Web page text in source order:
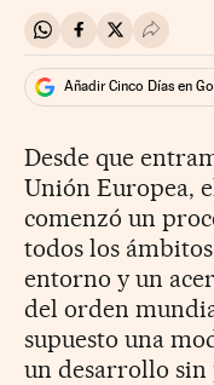
Compartir en
Compartir en
Compartir
Añadir Cinco Días en
Desde que
Unión Europea,
comenzó un
todos los
entorno y un
del orden
supuesto una
un desarrollo sin